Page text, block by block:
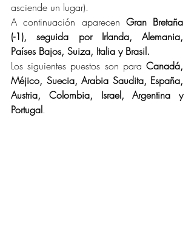
asciende un lugar).
A continuación aparecen Gran Bretaña
(-1), seguida por Irlanda, Alemania,
Países Bajos, Suiza, Italia y Brasil.
Los siguientes puestos son para Canadá,
Méjico, Suecia, Arabia Saudita, España,
Austria, Colombia, Israel, Argentina y
Portugal.